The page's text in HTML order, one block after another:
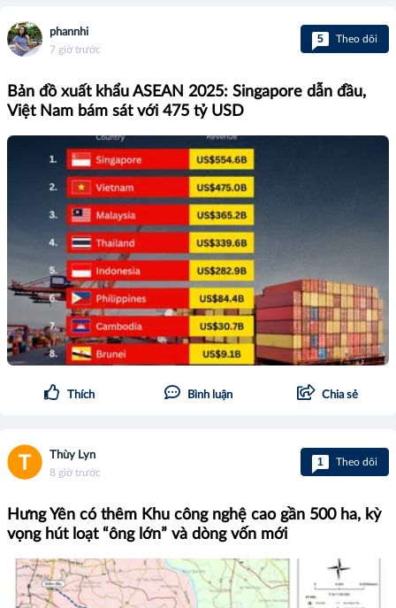
phannhi
7 giờ trước
5 Theo dõi
Bản đồ xuất khẩu ASEAN 2025: Singapore dẫn đầu,
Việt Nam bám sát với 475 tỷ USD
Thích Bình luận Chia sẻ
Thùy Lyn
8 giờ trước
1 Theo dõi
Hưng Yên có thêm Khu công nghệ cao gần 500 ha, kỳ
vọng hút loạt “ông lớn” và dòng vốn mới